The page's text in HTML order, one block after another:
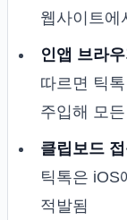
웹사이트에
인앱 브라
따르면 틱
주입해 모
클립보드
틱톡은 iOS
적발됨